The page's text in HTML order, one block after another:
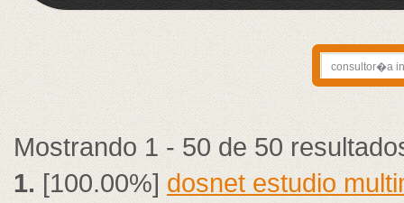
Mostrando 1 - 50 de 50
1.[100.00%]dosnet estudio